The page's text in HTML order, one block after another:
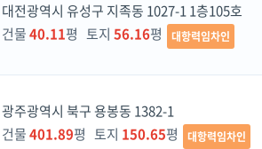
대전광역시 유성구 지족동 1027-1 1층105호
건물40.11평 토지 56.16평 대항력임차인
광주광역시 북구 용봉동 1382-1
건물401.89평 토지 150.65평 대항력임차인